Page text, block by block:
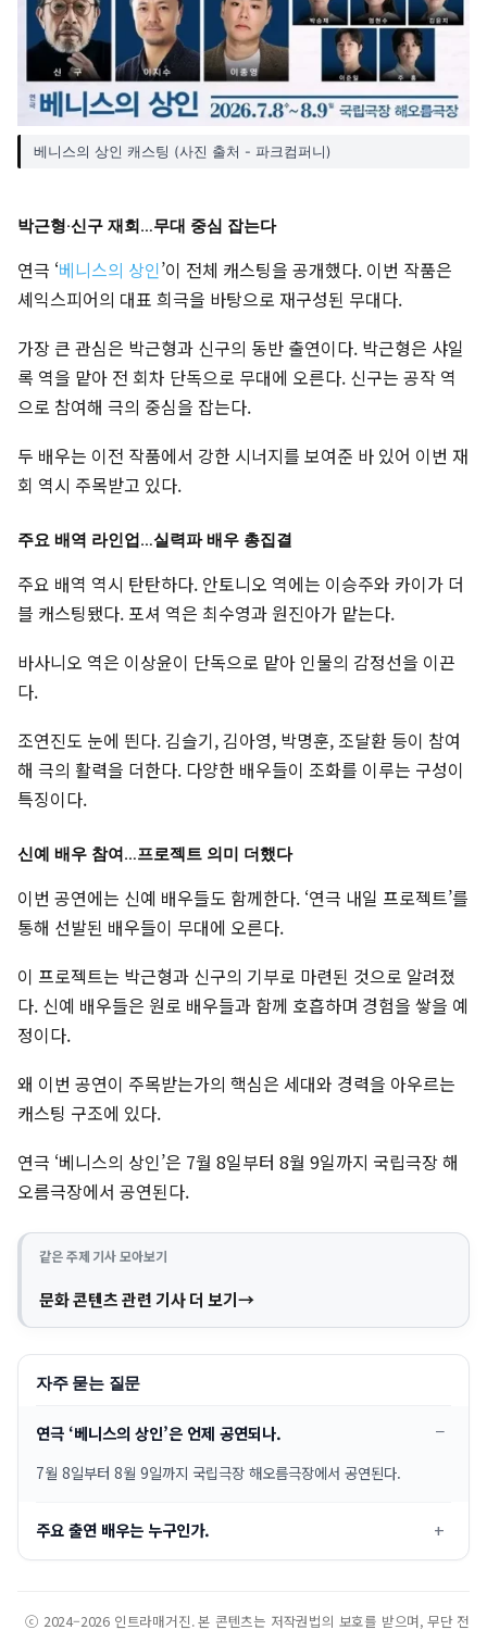
베니스의 상인 캐스팅 (사진 출처 - 파크컴퍼니)
박근형·신구 재회…무대 중심 잡는다
연극 ‘베니스의 상인’이 전체 캐스팅을 공개했다. 이번 작품은
셰익스피어의 대표 희극을 바탕으로 재구성된 무대다.
가장 큰 관심은 박근형과 신구의 동반 출연이다. 박근형은 샤일
록 역을 맡아 전 회차 단독으로 무대에 오른다. 신구는 공작 역
으로 참여해 극의 중심을 잡는다.
두 배우는 이전 작품에서 강한 시너지를 보여준 바 있어 이번 재
회 역시 주목받고 있다.
주요 배역 라인업…실력파 배우 총집결
주요 배역 역시 탄탄하다. 안토니오 역에는 이승주와 카이가 더
블 캐스팅됐다. 포셔 역은 최수영과 원진아가 맡는다.
바사니오 역은 이상윤이 단독으로 맡아 인물의 감정선을 이끈
다.
조연진도 눈에 띈다. 김슬기, 김아영, 박명훈, 조달환 등이 참여
해 극의 활력을 더한다. 다양한 배우들이 조화를 이루는 구성이
특징이다.
신예 배우 참여…프로젝트 의미 더했다
이번 공연에는 신예 배우들도 함께한다. ‘연극 내일 프로젝트’를
통해 선발된 배우들이 무대에 오른다.
이 프로젝트는 박근형과 신구의 기부로 마련된 것으로 알려졌
다. 신예 배우들은 원로 배우들과 함께 호흡하며 경험을 쌓을 예
정이다.
왜 이번 공연이 주목받는가의 핵심은 세대와 경력을 아우르는
캐스팅 구조에 있다.
연극 ‘베니스의 상인’은 7월 8일부터 8월 9일까지 국립극장 해
오름극장에서 공연된다.
같은 주제 기사 모아보기
문화 콘텐츠 관련 기사 더 보기
자주 묻는 질문
연극 ‘베니스의 상인’은 언제 공연되나.
7월 8일부터 8월 9일까지 국립극장 해오름극장에서 공연된다.
주요 출연 배우는 누구인가.
ⓒ 2024–2026 인트라매거진. 본 콘텐츠는 저작권법의 보호를 받으며, 무단 전